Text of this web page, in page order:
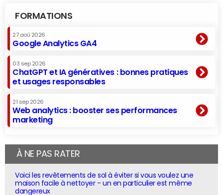
FORMATIONS
27 aoû 2026
Google Analytics GA4
03 sep 2026
ChatGPT et IA génératives : bonnes pratiques
et usages responsables
21 sep 2026
Web analytics : booster ses performances
marketing
À NE PAS RATER
Voici les revêtements de sol à éviter si vous voulez une
maison facile à nettoyer - un en particulier est même
dangereux